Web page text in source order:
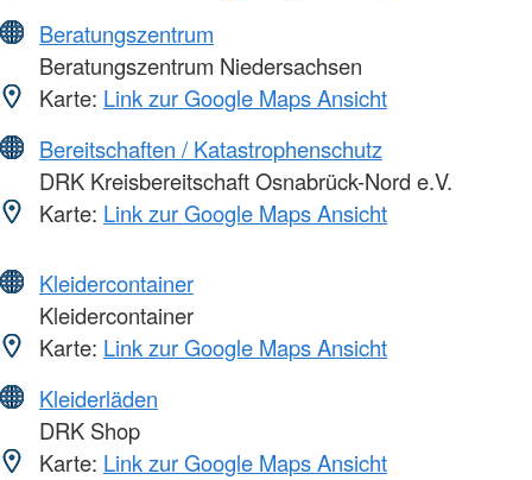
Beratungszentrum
Beratungszentrum Niedersachsen
Karte: Link zur Google Maps Ansicht
Bereitschaften / Katastrophenschutz
DRK Kreisbereitschaft Osnabrück-Nord e.V.
Karte: Link zur Google Maps Ansicht
Kleidercontainer
Kleidercontainer
Karte: Link zur Google Maps Ansicht
Kleiderläden
DRK Shop
Karte: Link zur Google Maps Ansicht